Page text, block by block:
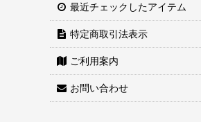
最近チェックしたアイテム
特定商取引法表示
ご利用案内
お問い合わせ